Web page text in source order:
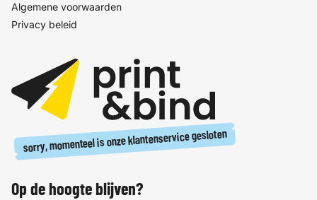
Algemene voorwaarden
Privacy beleid
sorry, momenteel is onze klantenservice gesloten
Op de hoogte blijven?